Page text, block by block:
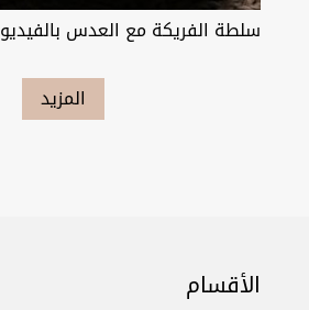
سلطة الفريكة مع العدس بالفيديو
المزيد
الأقسام